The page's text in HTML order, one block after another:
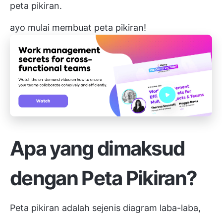
peta pikiran.
ayo mulai membuat peta pikiran!
Apa yang dimaksud
dengan Peta Pikiran?
Peta pikiran adalah sejenis diagram laba-laba,